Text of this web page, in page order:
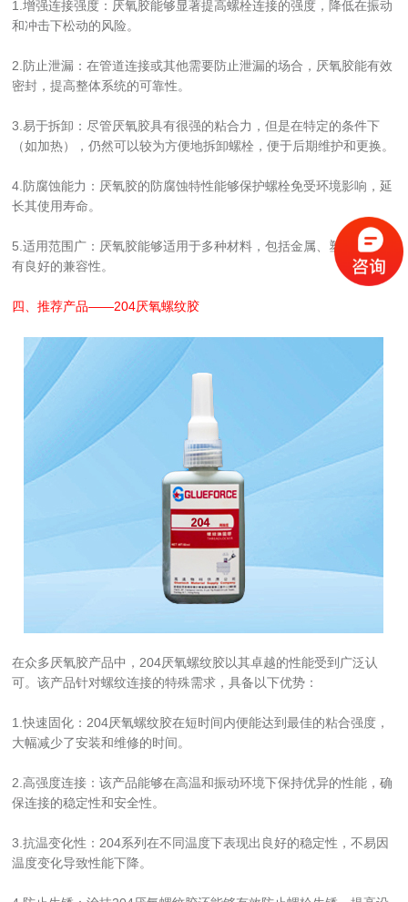
1.增强连接强度：厌氧胶能够显著提高螺栓连接的强度，降低在振动
和冲击下松动的风险。
2.防止泄漏：在管道连接或其他需要防止泄漏的场合，厌氧胶能有效
密封，提高整体系统的可靠性。
3.易于拆卸：尽管厌氧胶具有很强的粘合力，但是在特定的条件下
（如加热），仍然可以较为方便地拆卸螺栓，便于后期维护和更换。
4.防腐蚀能力：厌氧胶的防腐蚀特性能够保护螺栓免受环境影响，延
长其使用寿命。
5.适用范围广：厌氧胶能够适用于多种材料，包括金属、塑料等，具
有良好的兼容性。
四、推荐产品——204厌氧螺纹胶
在众多厌氧胶产品中，204厌氧螺纹胶以其卓越的性能受到广泛认
可。该产品针对螺纹连接的特殊需求，具备以下优势：
1.快速固化：204厌氧螺纹胶在短时间内便能达到最佳的粘合强度，
大幅减少了安装和维修的时间。
2.高强度连接：该产品能够在高温和振动环境下保持优异的性能，确
保连接的稳定性和安全性。
3.抗温变化性：204系列在不同温度下表现出良好的稳定性，不易因
温度变化导致性能下降。